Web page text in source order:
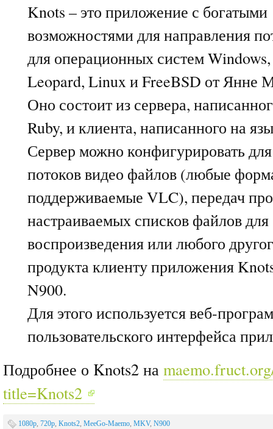
Knots – это приложение с богатыми
возможностями для направления
для операционных систем
Leopard, Linux и FreeBSD от Янне
Оно состоит из сервера,
Ruby, и клиента, написанного на
Сервер можно конфигурировать
потоков видео файлов (любые
поддерживаемые VLC), передач
настраиваемых списков файлов для
воспроизведения или любого
продукта клиенту приложения
N900.
Для этого используется веб-
пользовательского интерфейса
Подробнее о Knots2 на
title=Knots2
1080p, 720p, Knots2, MeeGo-Maemo, MKV, N900